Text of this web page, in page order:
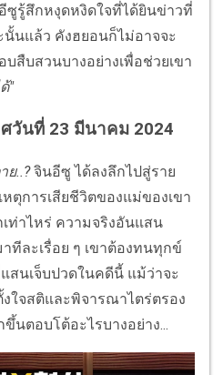
ซูรู้สึกหงุดหงิดใจที่ได้ยินข่าวที่
นแล้ว คังฮยอนก็ไม่อาจจะ
บสืบสวนบางอย่างเพื่อช่วยเขา
"
วันที่ 23 มีนาคม 2024
ย..?จินอีซู ได้ลงลึกไปสู่ราย
ตุการเสียชีวิตของแม่ของเขา
ท่าไหร่ ความจริงอันแสน
ทีละเรื่อย ๆ เขาต้องทนทุกข์
สนเจ็บปวดในคดีนี้ แม้ว่าจะ
งใจสติและพิจารณาไตร่ตรอง
นตอบโต้อะไรบางอย่าง...